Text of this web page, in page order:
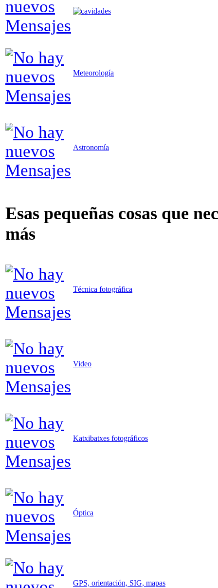
Meteorología
Astronomía
Esas pequeñas cosas que
más
Técnica fotográfica
Video
Katxibatxes fotográficos
Óptica
GPS, orientación, SIG, mapas